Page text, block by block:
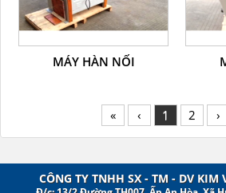
MÁY HÀN NỐI
« ‹ 1 2 ›
CÔNG TY TNHH SX - TM - DV KIM